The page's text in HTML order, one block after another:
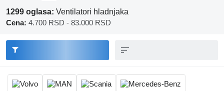
1299 oglasa: Ventilatori hladnjaka
Cena: 4.700 RSD - 83.000 RSD